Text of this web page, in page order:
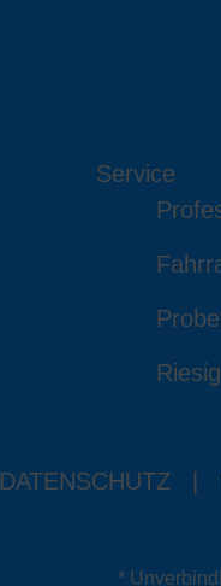
Service
DATENSCHUTZ
*